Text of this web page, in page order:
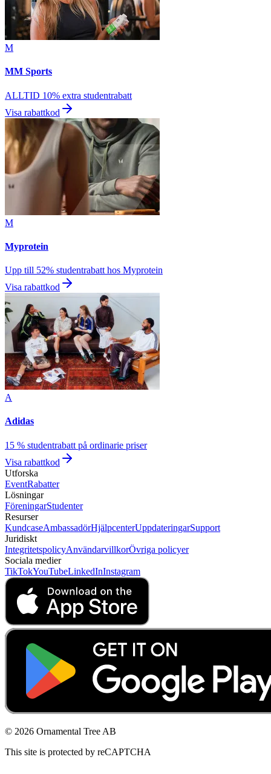
M
MM Sports
ALLTID 10% extra studentrabatt
Visa rabattkod
M
Myprotein
Upp till 52% studentrabatt hos Myprotein
Visa rabattkod
A
Adidas
15 % studentrabatt på ordinarie priser
Visa rabattkod
Utforska
EventRabatter
Lösningar
FöreningarStudenter
Resurser
KundcaseAmbassadörHjälpcenterUppdateringarSupport
Juridiskt
IntegritetspolicyAnvändarvillkorÖvriga policyer
Sociala medier
TikTokYouTubeLinkedInInstagram
© 2026 Ornamental Tree AB
This site is protected by reCAPTCHA